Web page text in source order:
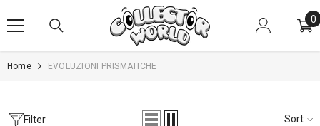
0
0
Home EVOLUZIONI PRISMATICHE
Filter Sort